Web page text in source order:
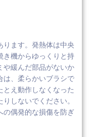
ります。発熱体は中央
き機からゆっくりと持
や緩んだ部品がないか
は、柔らかいブラシで
とえ動作しなくなった
しないでください。
の偶発的な損傷を防ぎ